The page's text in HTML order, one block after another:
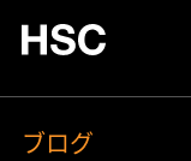
ブログ